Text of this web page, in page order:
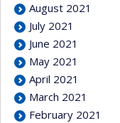
August 2021
July 2021
June 2021
May 2021
April 2021
March 2021
February 2021